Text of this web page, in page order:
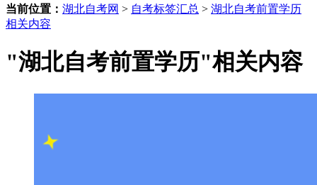
当前位置： 湖北自考网 > 自考标签汇总 > 湖北自考前置学历
相关内容
"湖北自考前置学历"相关内容